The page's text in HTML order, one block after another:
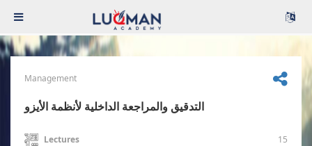
Management
التدقيق والمراجعة الداخلية لأنظمة الأيزو
Lectures 15